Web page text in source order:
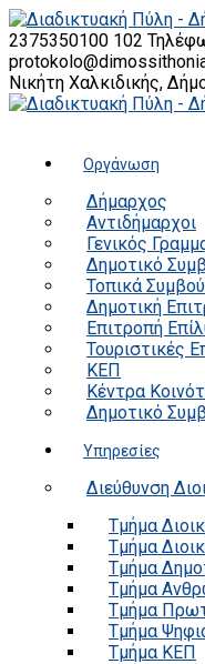
2375350100 102
Νικήτη Χαλκιδικής,
Οργάνωση
Δήμαρχος
Αντιδήμαρχοι
Γενικός
Δημοτικό
Τοπικά
Δημοτική
Επιτροπή
Τουριστικές
ΚΕΠ
Κέντρα
Δημοτικό
Υπηρεσίες
Διεύθυνση
Τμήμα
Τμήμα
Τμήμα
Τμήμα
Τμήμα
Τμήμα
Τμήμα ΚΕΠ